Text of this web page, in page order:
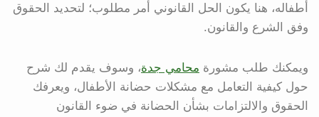
أطفاله، هنا يكون الحل القانوني أمر مطلوب؛ لتحديد الحقوق
وفق الشرع والقانون.
ويمكنك طلب مشورة محامي جدة، وسوف يقدم لك شرح
حول كيفية التعامل مع مشكلات حضانة الأطفال، ويعرفك
الحقوق والالتزامات بشأن الحضانة في ضوء القانون